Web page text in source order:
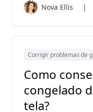
Nova Ellis |
Corrigir problemas de
Como
congelado
tela?